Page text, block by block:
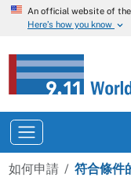
An official website of
Here’s how you know
如何申請 符合條件